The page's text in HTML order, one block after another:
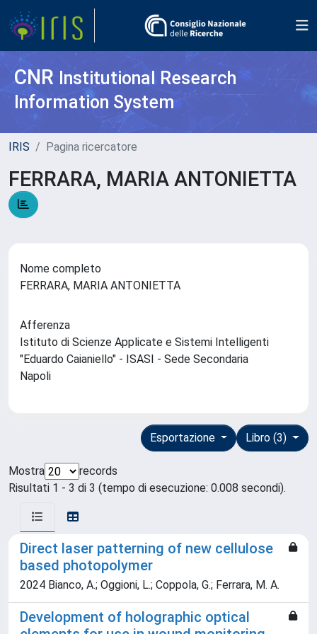
CNR Institutional Research
Information System
IRIS Pagina ricercatore
FERRARA, MARIA ANTONIETTA
Nome completo
FERRARA, MARIA ANTONIETTA
Afferenza
Istituto di Scienze Applicate e Sistemi Intelligenti
"Eduardo Caianiello" - ISASI - Sede Secondaria
Napoli
Libro (3)
Esportazione
Mostra
records
Risultati 1 - 3 di 3 (tempo di esecuzione: 0.008 secondi).
Direct laser patterning of new cellulose
based photopolymer
2024 Bianco, A.; Oggioni, L.; Coppola, G.; Ferrara, M. A.
Development of holographic optical